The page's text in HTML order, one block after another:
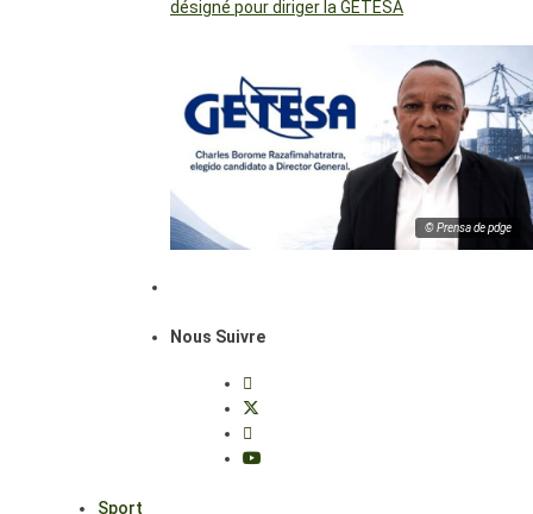
désigné pour diriger la GETESA
© Prensa de pdge
Nous Suivre
Sport